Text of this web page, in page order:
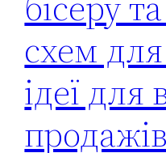
схем
ідеї
продажів